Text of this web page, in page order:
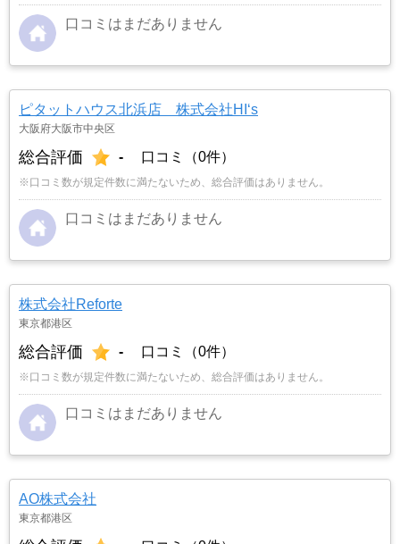
口コミはまだありません
ピタットハウス北浜店 株式会社HI‘s
大阪府大阪市中央区
総合評価 - 口コミ（0件）
※口コミ数が規定件数に満たないため、総合評価はありません。
口コミはまだありません
株式会社Reforte
東京都港区
総合評価 - 口コミ（0件）
※口コミ数が規定件数に満たないため、総合評価はありません。
口コミはまだありません
AO株式会社
東京都港区